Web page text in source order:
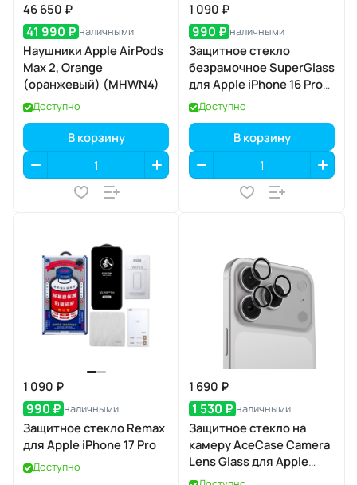
46 650 ₽
41 990 ₽ наличными
Наушники Apple AirPods
Max 2, Orange
(оранжевый) (MHWN4)
Доступно
В корзину
1 090 ₽
990 ₽ наличными
Защитное стекло
безрамочное SuperGlass
для Apple iPhone 16 Pro
Max / 17 Pro Max
Доступно
В корзину
1 090 ₽
990 ₽ наличными
Защитное стекло Remax
для Apple iPhone 17 Pro
Доступно
1 690 ₽
1 530 ₽ наличными
Защитное стекло на
камеру AceCase Camera
Lens Glass для Apple
iPhone 17 Pro / 17 Pro Max